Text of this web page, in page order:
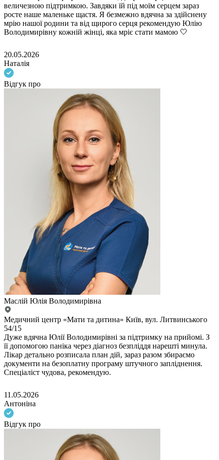
величезною підтримкою. Завдяки їй під моїм серцем зараз
росте наше маленьке щастя. Я безмежно вдячна за здійснену
мрію нашої родини та від щирого серця рекомендую Юлію
Володимирівну кожній жінці, яка мріє стати мамою 🤍
20.05.2026
Наталія
Відгук про
Маслій Юлія Володимирівна
Медичний центр «Мати та дитина» Київ, вул. Литвинського
54/15
Дуже вдячна Юлії Володимирівні за підтримку на прийомі. З
її допомогою паніка через діагноз безпліддя нарешті минула.
Лікар детально розписала план дій, зараз разом збираємо
документи на безоплатну програму штучного запліднення.
Спеціаліст чудова, рекомендую.
11.05.2026
Антоніна
Відгук про